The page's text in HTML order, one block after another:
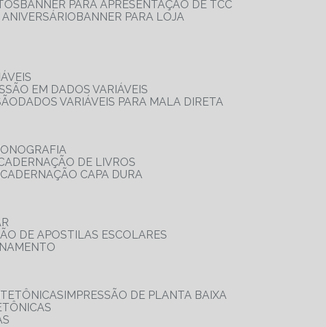
BANNER PARA APRESENTAÇÃO DE TCC
ANIVERSÁRIO
BANNER PARA LOJA
EM DADOS VARIÁVEIS
DADOS VARIÁVEIS PARA MALA DIRETA
DE LIVROS
CAPA DURA
DE APOSTILAS ESCOLARES
IMPRESSÃO DE PLANTA BAIXA